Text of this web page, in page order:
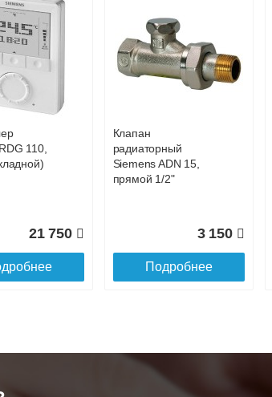
20-
33 724
1800 gold
35 313
с
20-600
Конвектор
ITT.080.200.1200 с
решеткой
GRILL.SGA-20-
Подробнее
Конвектор
ITT.080.200.1200 с
110,
21 750
Клапан
радиаторный
Siemens ADN 15,
прямой 1/2"
3 150
Подробнее